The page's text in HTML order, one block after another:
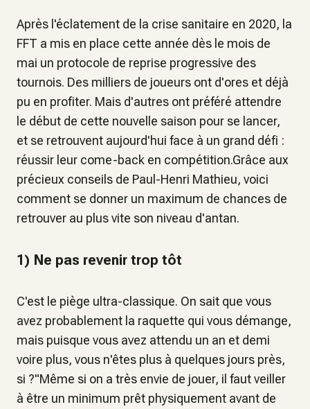
Après l'éclatement de la crise sanitaire en 2020, la
FFT a mis en place cette année dès le mois de
mai un protocole de reprise progressive des
tournois. Des milliers de joueurs ont d'ores et déjà
pu en profiter. Mais d'autres ont préféré attendre
le début de cette nouvelle saison pour se lancer,
et se retrouvent aujourd'hui face à un grand défi :
réussir leur come-back en compétition.Grâce aux
précieux conseils de Paul-Henri Mathieu, voici
comment se donner un maximum de chances de
retrouver au plus vite son niveau d'antan.
1) Ne pas revenir trop tôt
C'est le piège ultra-classique. On sait que vous
avez probablement la raquette qui vous démange,
mais puisque vous avez attendu un an et demi
voire plus, vous n'êtes plus à quelques jours près,
si ?"Même si on a très envie de jouer, il faut veiller
à être un minimum prêt physiquement avant de